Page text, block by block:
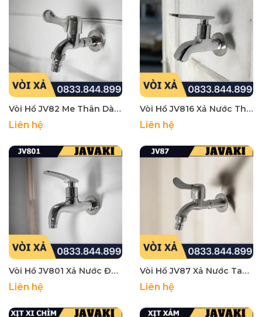
Vòi Hồ JV82 Me Thân Dài Xả Nước Hợp Kim Mạ Crom Tay Bằng Khóa Gạt - Thương Hiệu Javaki
Liên hệ
Vòi Hồ JV816 Xả Nước Thân Vuông Đồng Mạ Crom Tay Bằng Khóa Gạt - Thương Hiệu Javaki
Liên hệ
Vòi Hồ JV801 Xả Nước Đồng Mạ Crom Tay Gạt - Thương Hiệu Javaki
Liên hệ
Vòi Hồ JV87 Xả Nước Tay Đúc Gạt Thân Dài Inox 304 - Thương Hiệu Javaki
Liên hệ